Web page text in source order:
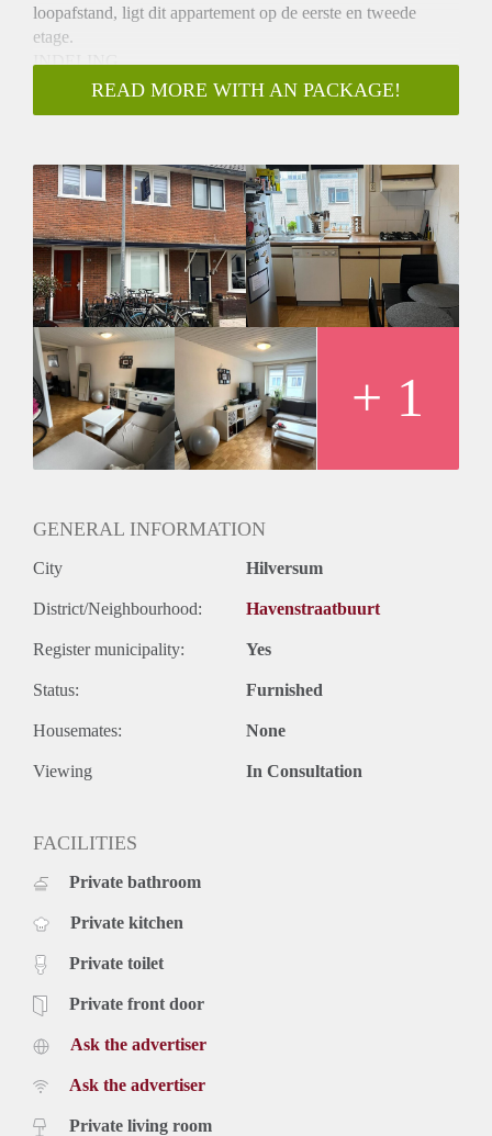
loopafstand, ligt dit appartement op de eerste en tweede
etage.
INDELING
Gemeenschappelijke entree, eerste etage, de hal, de
woonkamer aan de voorkant met aan de achterkant een open
READ MORE WITH AN PACKAGE!
+ 1
GENERAL INFORMATION
City Hilversum
District/Neighbourhood: Havenstraatbuurt
Register municipality: Yes
Status: Furnished
Housemates: None
Viewing In Consultation
FACILITIES
Private bathroom
Private kitchen
Private toilet
Private front door
Ask the advertiser
Ask the advertiser
Private living room